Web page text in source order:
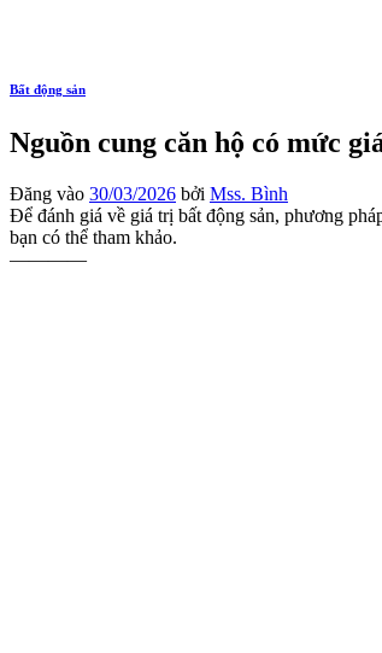
Bất động sản
Nguồn cung căn hộ có mức
Đăng vào 30/03/2026 bởi Mss. Bình
Để đánh giá về giá trị bất động sản, phương
bạn có thể tham khảo.
————